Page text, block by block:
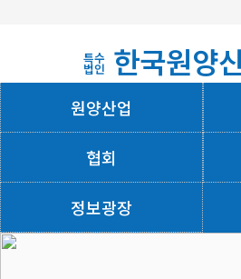
특수
법인 한국원양
원양산업
협회
정보광장